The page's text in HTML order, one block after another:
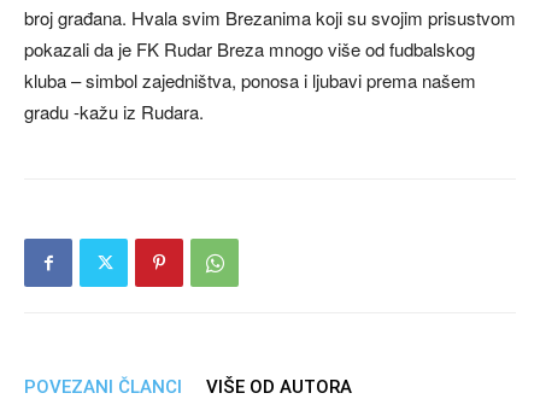
broj građana. Hvala svim Brezanima koji su svojim prisustvom
pokazali da je FK Rudar Breza mnogo više od fudbalskog
kluba – simbol zajedništva, ponosa i ljubavi prema našem
gradu -kažu iz Rudara.
POVEZANI ČLANCI VIŠE OD AUTORA